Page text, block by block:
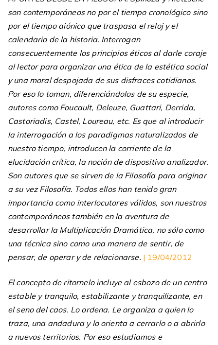
son contemporáneos no por el tiempo cronológico sino
por el tiempo aiónico que traspasa el reloj y el
calendario de la historia. Interrogan
consecuentemente los principios éticos al darle coraje
al lector para organizar una ética de la estética social
y una moral despojada de sus disfraces cotidianos.
Por eso lo toman, diferenciándolos de su especie,
autores como Foucault, Deleuze, Guattari, Derrida,
Castoriadis, Castel, Loureau, etc. Es que al introducir
la interrogación a los paradigmas naturalizados de
nuestro tiempo, introducen la corriente de la
elucidación crítica, la noción de dispositivo analizador.
Son autores que se sirven de la Filosofía para originar
a su vez Filosofía. Todos ellos han tenido gran
importancia como interlocutores válidos, son nuestros
contemporáneos también en la aventura de
desarrollar la Multiplicación Dramática, no sólo como
una técnica sino como una manera de sentir, de
pensar, de operar y de relacionarse. | 19/04/2012
El concepto de ritornelo incluye al esbozo de un centro
estable y tranquilo, estabilizante y tranquilizante, en
el seno del caos. Lo ordena. Le organiza a quien lo
traza, una andadura y lo orienta a cerrarlo o a abrirlo
a nuevos territorios. Por eso estudiamos e